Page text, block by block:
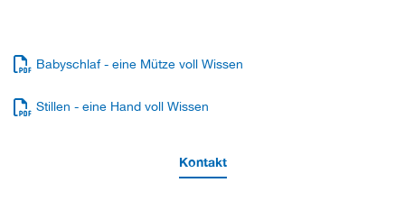
Babyschlaf - eine Mütze voll Wissen
Stillen - eine Hand voll Wissen
Kontakt